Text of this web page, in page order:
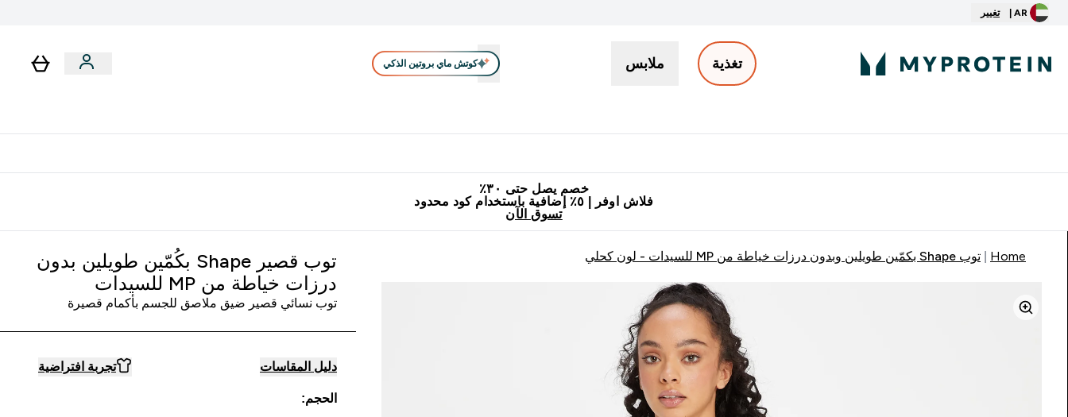
AR | تغيير
تغذية ملابس كوتش ماي بروتين الذكي
خصم يصل حتى ٣٠٪
فلاش اوفر | ٥٪ إضافية باستخدام كود محدود
تسوق الآن
Home توب Shape بكمّين طويلين وبدون درزات خياطة من MP للسيدات - لون كحلي
توب قصير Shape بكُمّين طويلين بدون
درزات خياطة من MP للسيدات
توب نسائي قصير ضيق ملاصق للجسم بأكمام قصيرة
دليل المقاسات تجربة افتراضية
الحجم: